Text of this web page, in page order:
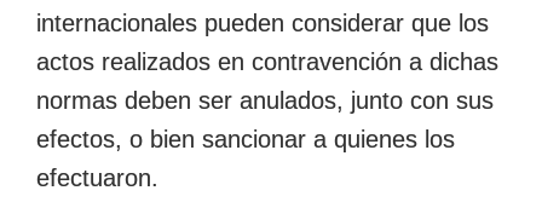
internacionales pueden considerar que los
actos realizados en contravención a dichas
normas deben ser anulados, junto con sus
efectos, o bien sancionar a quienes los
efectuaron.